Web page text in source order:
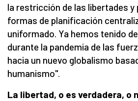
la restricción de las libertades
formas de planificación
uniformado. Ya hemos tenido
durante la pandemia de las
hacia un nuevo globalismo
humanismo".
La libertad, o es verdadera, o